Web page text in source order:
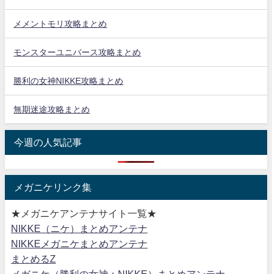
メメントモリ攻略まとめ
モンスターユニバース攻略まとめ
勝利の女神NIKKE攻略まとめ
無期迷途攻略まとめ
今週の人気記事
メガニケリンク集
★メガニケアンテナサイト一覧★
NIKKE（ニケ）まとめアンテナ
NIKKEメガニケまとめアンテナ
まとめるZ